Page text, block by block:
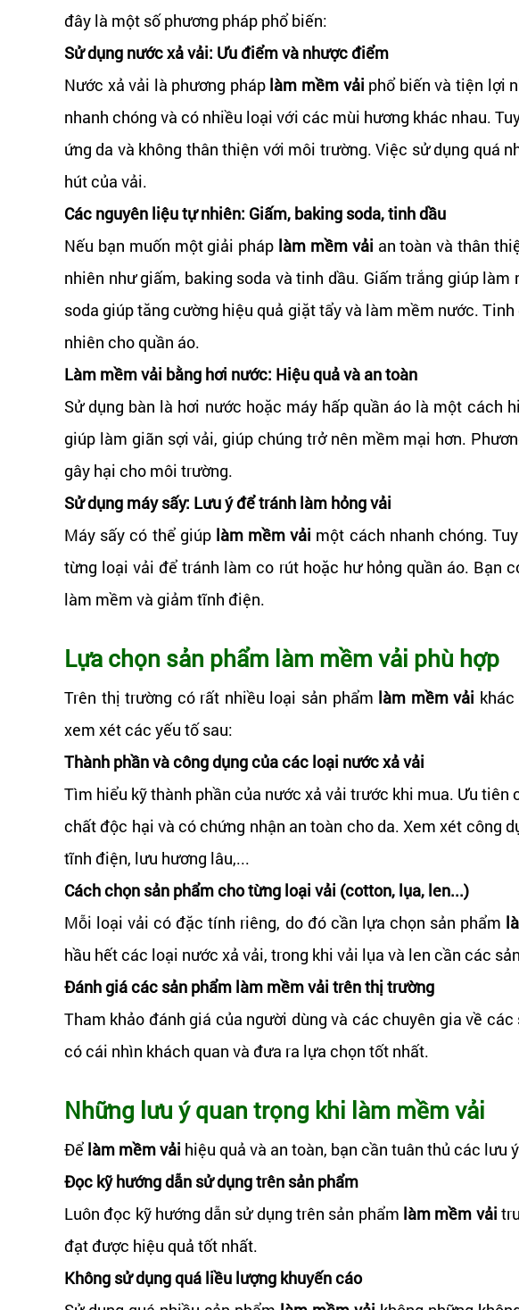
đây là một số phương pháp phổ biến:
Sử dụng nước xả vải: Ưu điểm và nhược điểm
Nước xả vải là phương pháp làm mềm vải phổ biến và tiện lợi
nhanh chóng và có nhiều loại với các mùi hương khác nhau.
ứng da và không thân thiện với môi trường. Việc sử dụng quá
hút của vải.
Các nguyên liệu tự nhiên: Giấm, baking soda, tinh dầu
Nếu bạn muốn một giải pháp làm mềm vải an toàn và thân
nhiên như giấm, baking soda và tinh dầu. Giấm trắng giúp
soda giúp tăng cường hiệu quả giặt tẩy và làm mềm nước.
nhiên cho quần áo.
Làm mềm vải bằng hơi nước: Hiệu quả và an toàn
Sử dụng bàn là hơi nước hoặc máy hấp quần áo là một cách
giúp làm giãn sợi vải, giúp chúng trở nên mềm mại hơn.
gây hại cho môi trường.
Sử dụng máy sấy: Lưu ý để tránh làm hỏng vải
Máy sấy có thể giúp làm mềm vải một cách nhanh chóng.
từng loại vải để tránh làm co rút hoặc hư hỏng quần áo. Bạn
làm mềm và giảm tĩnh điện.
Lựa chọn sản phẩm làm mềm vải phù hợp
Trên thị trường có rất nhiều loại sản phẩm làm mềm vải
xem xét các yếu tố sau:
Thành phần và công dụng của các loại nước xả vải
Tìm hiểu kỹ thành phần của nước xả vải trước khi mua. Ưu
chất độc hại và có chứng nhận an toàn cho da. Xem xét công
tĩnh điện, lưu hương lâu,...
Cách chọn sản phẩm cho từng loại vải (cotton, lụa, len...)
Mỗi loại vải có đặc tính riêng, do đó cần lựa chọn sản phẩm
hầu hết các loại nước xả vải, trong khi vải lụa và len cần các
Đánh giá các sản phẩm làm mềm vải trên thị trường
Tham khảo đánh giá của người dùng và các chuyên gia về các
có cái nhìn khách quan và đưa ra lựa chọn tốt nhất.
Những lưu ý quan trọng khi làm mềm vải
Để làm mềm vải hiệu quả và an toàn, bạn cần tuân thủ các lưu
Đọc kỹ hướng dẫn sử dụng trên sản phẩm
Luôn đọc kỹ hướng dẫn sử dụng trên sản phẩm làm mềm vải
đạt được hiệu quả tốt nhất.
Không sử dụng quá liều lượng khuyến cáo